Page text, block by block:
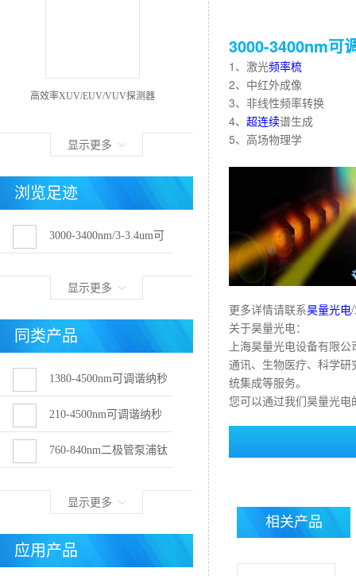
高效率XUV/EUV/VUV探测器
显示更多
浏览足迹
3000-3400nm/3-3.4um可
显示更多
同类产品
1380-4500nm可调谐纳秒
OPO激光器（Q-TUNE-IR）
210-4500nm可调谐纳秒
OPO激光器 （Q-TUNE）
760-840nm二极管泵浦钛
显示更多
应用产品
3000-3400nm可
1、激光频率梳
2、中红外成像
3、非线性频率转换
4、 超连续谱生成
5、高场物理学
更多详情请联系昊量光电
关于昊量光电：
上海昊量光电设备有限
通讯、生物医疗、科学研
统集成等服务。
您可以通过我们昊量光
相关产品